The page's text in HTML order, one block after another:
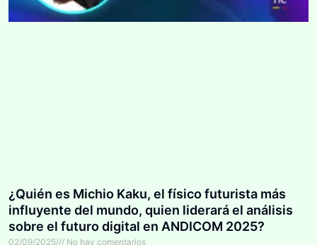
¿Quién es Michio Kaku, el físico futurista más
influyente del mundo, quien liderará el análisis
sobre el futuro digital en ANDICOM 2025?
02/09/2025 No hay comentarios